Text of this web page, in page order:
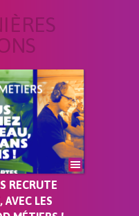
RECRUTE
AVEC LES